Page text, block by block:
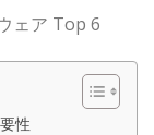
ェア Top 6
性